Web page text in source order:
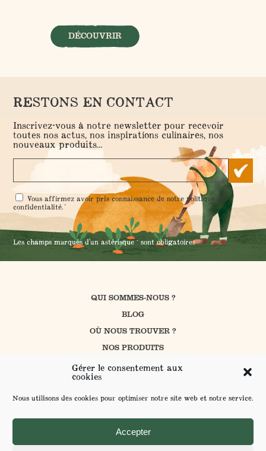
Gérer le consentement aux
cookies
Nous utilisons des cookies pour optimiser notre site web et notre service.
Accepter
DÉCOUVRIR
RESTONS EN CONTACT
Inscrivez-vous à notre newsletter pour recevoir
toutes nos actus, nos inspirations culinaires, nos
nouveaux produits...
RGPD
*
Vous affirmez avoir pris connaissance de notrepolitique de
confidentialité.*
Les champs marqués d'un astérisque * sont obligatoires
QUI SOMMES-NOUS ?
BLOG
OÙ NOUS TROUVER ?
NOS PRODUITS
CUISINER AVEC PROSAIN
NOS ENGAGEMENTS
CONTACT
ENVOYER VOS SUGGESTIONS